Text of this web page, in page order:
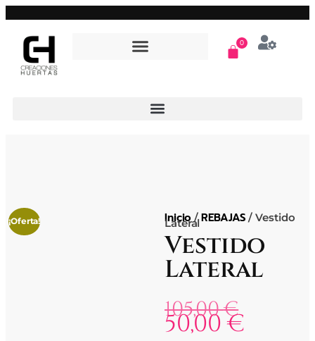
0
¡Oferta! Inicio/REBAJAS / Vestido
Lateral
Vestido
Lateral
105,00€
50,00€